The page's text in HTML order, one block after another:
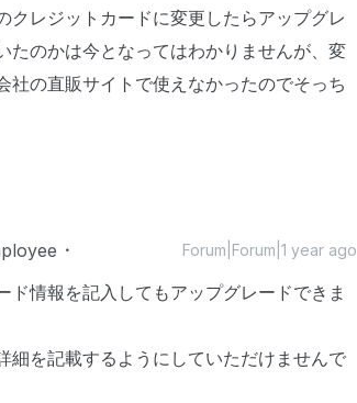
レジットカードに変更したらアップグレ
たのかは今となってはわかりませんが、変
の直販サイトで使えなかったのでそっち
Forum|Forum|1 year ago
情報を記入してもアップグレードできま
細を記載するようにしていただけませんで